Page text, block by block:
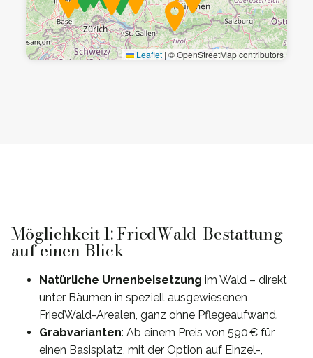
Leaflet | © OpenStreetMap contributors
Möglichkeit 1: FriedWald-Bestattung
auf einen Blick
Natürliche Urnenbeisetzung im Wald – direkt
unter Bäumen in speziell ausgewiesenen
FriedWald-Arealen, ganz ohne Pflegeaufwand.
Grabvarianten: Ab einem Preis von 590 € für
einen Basisplatz, mit der Option auf Einzel-,